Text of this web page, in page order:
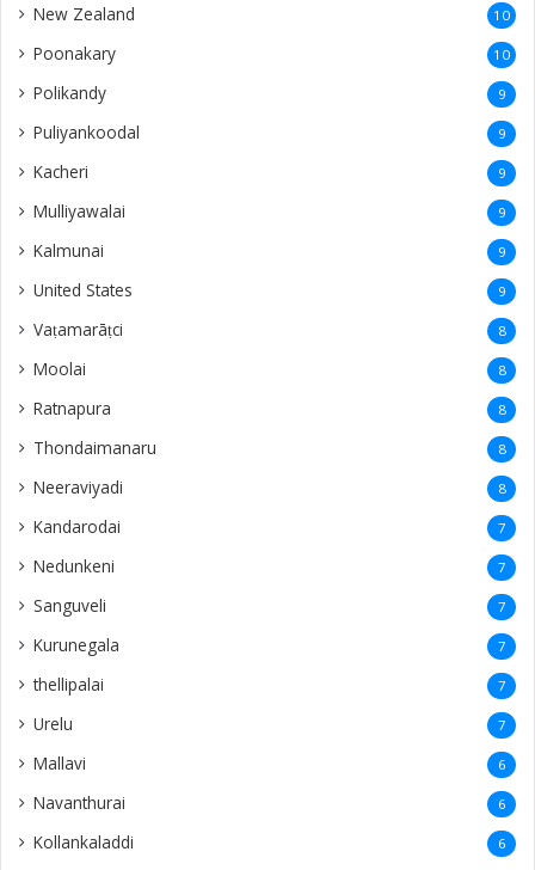
New Zealand 10
Poonakary 10
Polikandy 9
Puliyankoodal 9
Kacheri 9
Mulliyawalai 9
Kalmunai 9
United States 9
Vaṭamarāṭci 8
Moolai 8
Ratnapura 8
Thondaimanaru 8
Neeraviyadi 8
Kandarodai 7
Nedunkeni 7
Sanguveli 7
Kurunegala 7
thellipalai 7
Urelu 7
Mallavi 6
Navanthurai 6
Kollankaladdi 6